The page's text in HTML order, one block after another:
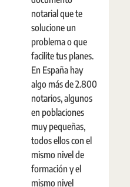
notarial que te
solucione un
problema o que
facilite tus planes.
En España hay
algo más de 2.800
notarios, algunos
en poblaciones
muy pequeñas,
todos ellos con el
mismo nivel de
formación y el
mismo nivel